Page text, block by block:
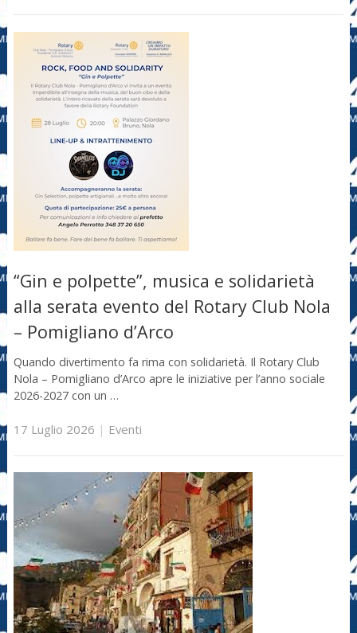
“Gin e polpette”, musica e solidarietà
alla serata evento del Rotary Club Nola
– Pomigliano d’Arco
Quando divertimento fa rima con solidarietà. Il Rotary Club
Nola – Pomigliano d’Arco apre le iniziative per l’anno sociale
2026-2027 con un …
17 Luglio 2026 | Eventi